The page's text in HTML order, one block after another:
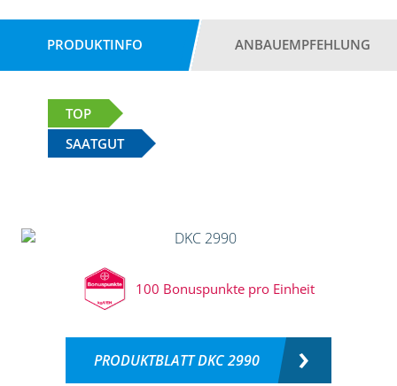
PRODUKTINFO ANBAUEMPFEHLUNG
TOP
SAATGUT
100 Bonuspunkte pro Einheit
PRODUKTBLATT DKC 2990